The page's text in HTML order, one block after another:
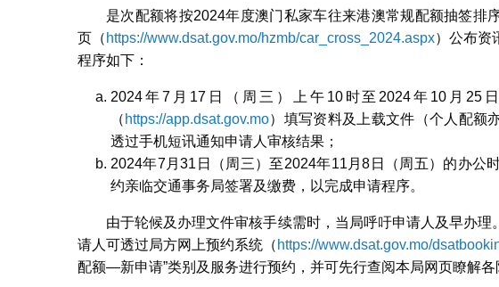
是次配额将按2024年度澳门私家车往来港澳常规配额抽签排
页（ https://www.dsat.gov.mo/hzmb/car_cross_2024.aspx）公布资
程序如下：
2024年7月17日（周三）上午10时至2024年10月25
（ https://app.dsat.gov.mo）填写资料及上载文件（个人配额
透过手机短讯通知申请人审核结果；
2024年7月31日（周三）至2024年11月8日（周五）的办公
约亲临交通事务局签署及缴费，以完成申请程序。
由于轮候及办理文件审核手续需时，当局呼吁申请人及早办
请人可透过局方网上预约系统（ https://www.dsat.gov.mo/
配额—新申请”类别及服务进行预约，并可先行查阅本局网页瞭解各